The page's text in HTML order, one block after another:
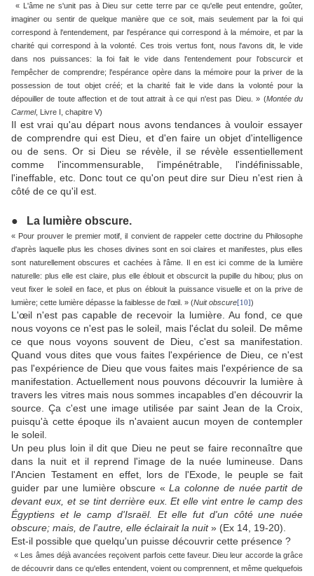
« L'âme ne s'unit pas à Dieu sur cette terre par ce qu'elle peut entendre, goûter,
imaginer ou sentir de quelque manière que ce soit, mais seulement par la foi qui
correspond à l'entendement, par l'espérance qui correspond à la mémoire, et par la
charité qui correspond à la volonté. Ces trois vertus font, nous l'avons dit, le vide
dans nos puissances: la foi fait le vide dans l'entendement pour l'obscurcir et
l'empêcher de comprendre; l'espérance opère dans la mémoire pour la priver de la
possession de tout objet créé; et la charité fait le vide dans la volonté pour la
dépouiller de toute affection et de tout attrait à ce qui n'est pas Dieu. » (Montée du
Carmel, Livre I, chapitre V)
Il est vrai qu'au départ nous avons tendances à vouloir essayer
de comprendre qui est Dieu, et d'en faire un objet d'intelligence
ou de sens. Or si Dieu se révèle, il se révèle essentiellement
comme l'incommensurable, l'impénétrable, l'indéfinissable,
l'ineffable, etc. Donc tout ce qu'on peut dire sur Dieu n'est rien à
côté de ce qu'il est.
● La lumière obscure.
« Pour prouver le premier motif, il convient de rappeler cette doctrine du Philosophe
d'après laquelle plus les choses divines sont en soi claires et manifestes, plus elles
sont naturellement obscures et cachées à l'âme. Il en est ici comme de la lumière
naturelle: plus elle est claire, plus elle éblouit et obscurcit la pupille du hibou; plus on
veut fixer le soleil en face, et plus on éblouit la puissance visuelle et on la prive de
lumière; cette lumière dépasse la faiblesse de l'œil. » (Nuit obscure[10])
L'œil n'est pas capable de recevoir la lumière. Au fond, ce que
nous voyons ce n'est pas le soleil, mais l'éclat du soleil. De même
ce que nous voyons souvent de Dieu, c'est sa manifestation.
Quand vous dites que vous faites l'expérience de Dieu, ce n'est
pas l'expérience de Dieu que vous faites mais l'expérience de sa
manifestation. Actuellement nous pouvons découvrir la lumière à
travers les vitres mais nous sommes incapables d'en découvrir la
source. Ça c'est une image utilisée par saint Jean de la Croix,
puisqu'à cette époque ils n'avaient aucun moyen de contempler
le soleil.
Un peu plus loin il dit que Dieu ne peut se faire reconnaître que
dans la nuit et il reprend l'image de la nuée lumineuse. Dans
l'Ancien Testament en effet, lors de l'Exode, le peuple se fait
guider par une lumière obscure «La colonne de nuée partit de
devant eux, et se tint derrière eux. Et elle vint entre le camp des
Égyptiens et le camp d'Israël. Et elle fut d'un côté une nuée
obscure; mais, de l'autre, elle éclairait la nuit» (Ex 14, 19-20).
Est-il possible que quelqu'un puisse découvrir cette présence ?
« Les âmes déjà avancées reçoivent parfois cette faveur. Dieu leur accorde la grâce
de découvrir dans ce qu'elles entendent, voient ou comprennent, et même quelquefois